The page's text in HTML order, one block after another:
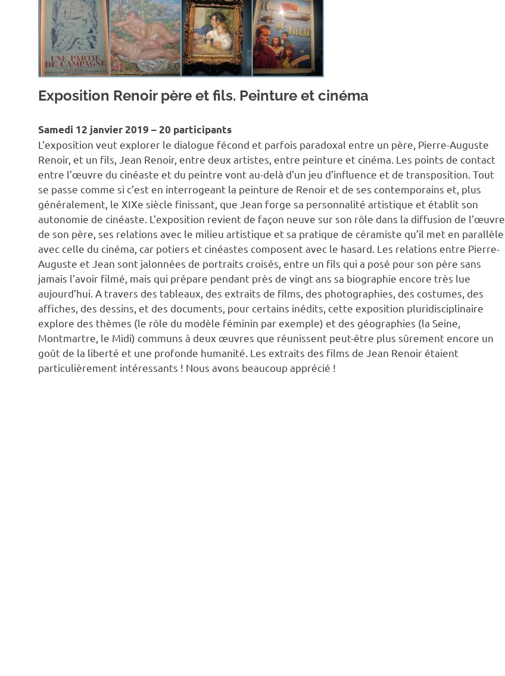
Exposition Renoir père et fils. Peinture et cinéma
Samedi 12 janvier 2019 – 20 participants
L’exposition veut explorer le dialogue fécond et parfois paradoxal entre un père, Pierre-Auguste
Renoir, et un fils, Jean Renoir, entre deux artistes, entre peinture et cinéma. Les points de contact
entre l’œuvre du cinéaste et du peintre vont au-delà d’un jeu d’influence et de transposition. Tout
se passe comme si c’est en interrogeant la peinture de Renoir et de ses contemporains et, plus
généralement, le XIXe siècle finissant, que Jean forge sa personnalité artistique et établit son
autonomie de cinéaste. L’exposition revient de façon neuve sur son rôle dans la diffusion de l’œuvre
de son père, ses relations avec le milieu artistique et sa pratique de céramiste qu’il met en parallèle
avec celle du cinéma, car potiers et cinéastes composent avec le hasard. Les relations entre Pierre-
Auguste et Jean sont jalonnées de portraits croisés, entre un fils qui a posé pour son père sans
jamais l’avoir filmé, mais qui prépare pendant près de vingt ans sa biographie encore très lue
aujourd’hui. A travers des tableaux, des extraits de films, des photographies, des costumes, des
affiches, des dessins, et des documents, pour certains inédits, cette exposition pluridisciplinaire
explore des thèmes (le rôle du modèle féminin par exemple) et des géographies (la Seine,
Montmartre, le Midi) communs à deux œuvres que réunissent peut-être plus sûrement encore un
goût de la liberté et une profonde humanité. Les extraits des films de Jean Renoir étaient
particulièrement intéressants ! Nous avons beaucoup apprécié !